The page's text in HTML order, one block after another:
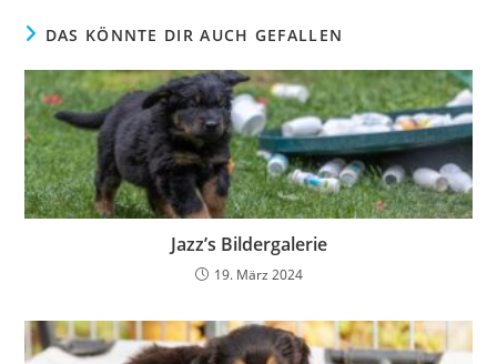
DAS KÖNNTE DIR AUCH GEFALLEN
Jazz’s Bildergalerie
19. März 2024